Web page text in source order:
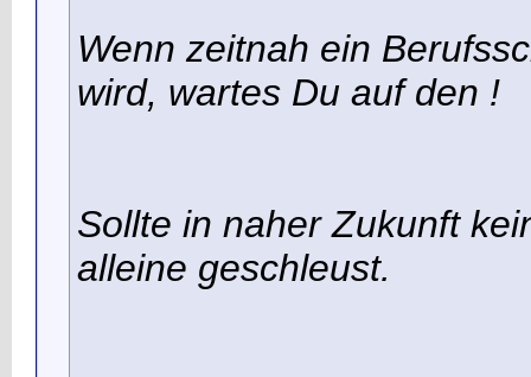
Wenn zeitnah ein
wird, wartes Du auf den !
Sollte in naher Zukunft
alleine geschleust.